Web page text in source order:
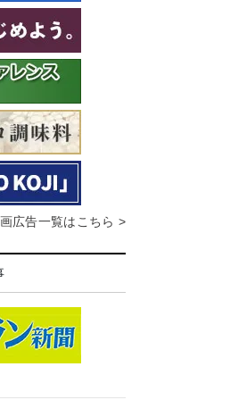
広告一覧はこちら >